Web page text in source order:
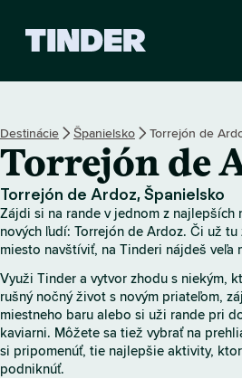
s
k
á
o
b
r
a
o
v
k
a
T
Destinácie Španielsko Torrejón de
Torrejón de
Torrejón de Ardoz, Španielsko
Zájdi si na rande v jednom z najlepších
nových ľudí: Torrejón de Ardoz. Či už
miesto navštíviť, na Tinderi nájdeš veľa
Využi Tinder a vytvor zhodu s niekým,
rušný nočný život s novým priateľom,
miestneho baru alebo si uži rande pri
kaviarni. Môžete sa tiež vybrať na
si pripomenúť, tie najlepšie aktivity,
podniknúť.